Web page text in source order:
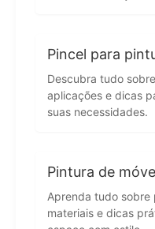
Pincel para
Descubra tudo
aplicações e dicas
suas necessidades.
Pintura de
Aprenda tudo sobre
materiais e dicas